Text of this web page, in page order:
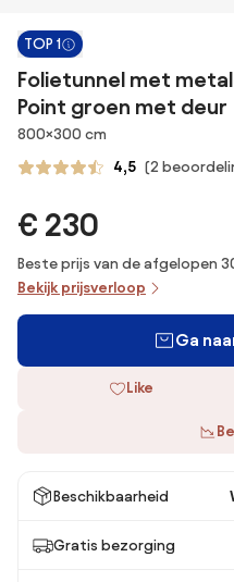
TOP 1
Folietunnel met
Point groen met deur
Afmetingen
800×300 cm
4,5 (2
€ 230
Beste prijs van de afgelopen
Bekijk prijsverloop
Ga
Like
Beschikbaarheid
Gratis bezorging